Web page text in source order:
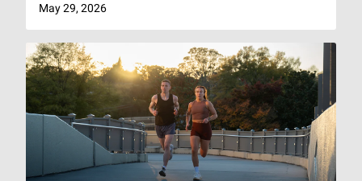
May 29, 2026